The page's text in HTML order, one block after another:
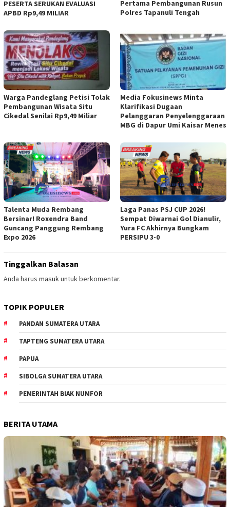
PESERTA SERUKAN EVALUASI
APBD Rp9,49 MILIAR
Pertama Pembangunan Rusun
Polres Tapanuli Tengah
Warga Pandeglang Petisi Tolak
Pembangunan Wisata Situ
Cikedal Senilai Rp9,49 Miliar
Media Fokusinews Minta
Klarifikasi Dugaan
Pelanggaran Penyelenggaraan
MBG di Dapur Umi Kaisar Menes
Talenta Muda Rembang
Bersinar! Roxendra Band
Guncang Panggung Rembang
Expo 2026
Laga Panas PSJ CUP 2026!
Sempat Diwarnai Gol Dianulir,
Yura FC Akhirnya Bungkam
PERSIPU 3-0
Tinggalkan Balasan
Anda harus masukuntuk berkomentar.
TOPIK POPULER
PANDAN SUMATERA UTARA
TAPTENG SUMATERA UTARA
PAPUA
SIBOLGA SUMATERA UTARA
PEMERINTAH BIAK NUMFOR
BERITA UTAMA